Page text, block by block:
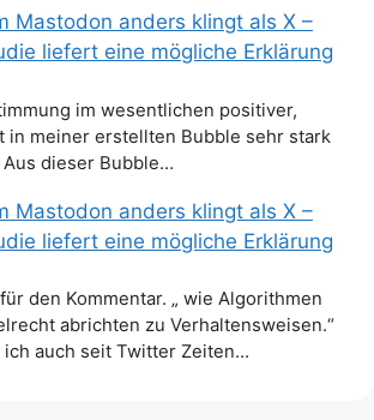
Mastodon anders klingt als X –
liefert eine mögliche Erklärung
im wesentlichen positiver,
in meiner erstellten Bubble sehr stark
dieser Bubble…
Mastodon anders klingt als X –
liefert eine mögliche Erklärung
den Kommentar. „ wie Algorithmen
abrichten zu Verhaltensweisen.“
ich auch seit Twitter Zeiten…